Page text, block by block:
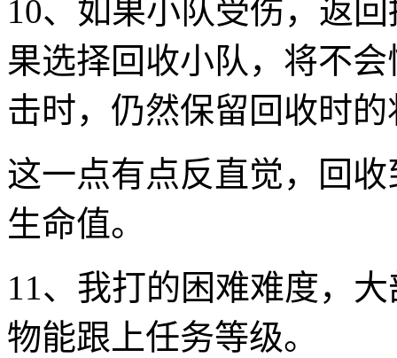
10、如果小队受伤，返
果选择回收小队，将不
击时，仍然保留回收时的
这一点有点反直觉，回
生命值。
11、我打的困难难度，
物能跟上任务等级。